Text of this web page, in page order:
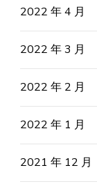
2022 年 4 月
2022 年 3 月
2022 年 2 月
2022 年 1 月
2021 年 12 月